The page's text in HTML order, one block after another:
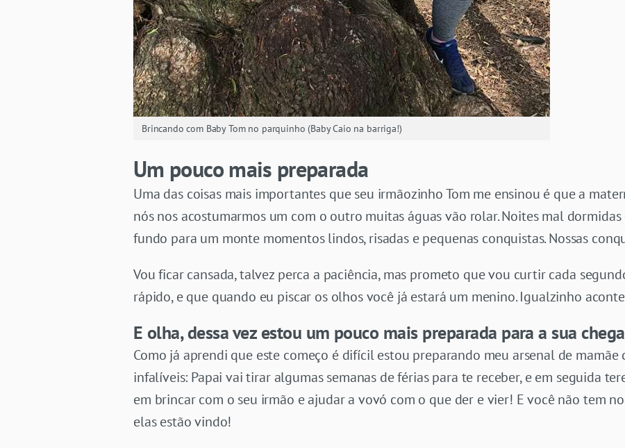
Brincando com Baby Tom no parquinho (Baby Caio na barriga!)
Um pouco mais preparada
Uma das coisas mais importantes que seu irmãozinho Tom me ensinou é que a
nós nos acostumarmos um com o outro muitas águas vão rolar. Noites mal
fundo para um monte momentos lindos, risadas e pequenas conquistas. Nossas
Vou ficar cansada, talvez perca a paciência, mas prometo que vou curtir cada
rápido, e que quando eu piscar os olhos você já estará um menino. Igualzinho
E olha, dessa vez estou um pouco mais preparada para a sua
Como já aprendi que este começo é difícil estou preparando meu arsenal de
infalíveis: Papai vai tirar algumas semanas de férias para te receber, e em seguida
em brincar com o seu irmão e ajudar a vovó com o que der e vier! E você não tem
elas estão vindo!